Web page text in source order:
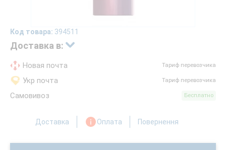
Код товара: 394511
Доставка в:
Новая почта Тариф перевозчика
Укр почта Тариф перевозчика
Самовивоз Бесплатно
Доставка Оплата Повернення